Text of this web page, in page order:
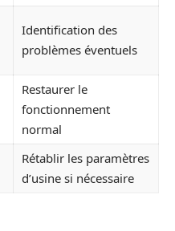
Identification des
problèmes éventuels
Restaurer le
fonctionnement
normal
Rétablir les paramètres
d’usine si nécessaire